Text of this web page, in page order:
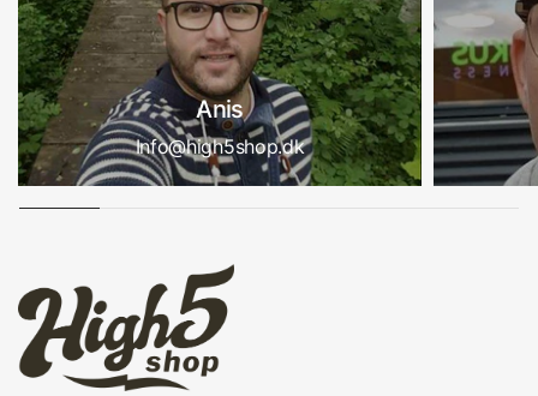
Anis
Info@high5shop.dk